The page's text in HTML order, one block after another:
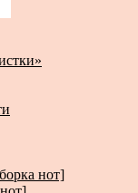
нот]